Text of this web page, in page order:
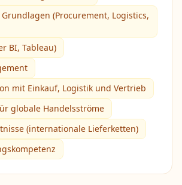
(Procurement, Logistics,
BI, Tableau)
mit Einkauf, Logistik und Vertrieb
globale Handelsströme
(internationale Lieferketten)